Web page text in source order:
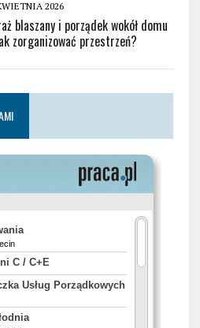
2026
blaszany i porządek wokół domu
zorganizować przestrzeń?